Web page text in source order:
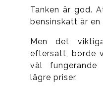
Tanken är god.
bensinskatt är en
Men det
eftersatt, borde
väl
lägre priser.